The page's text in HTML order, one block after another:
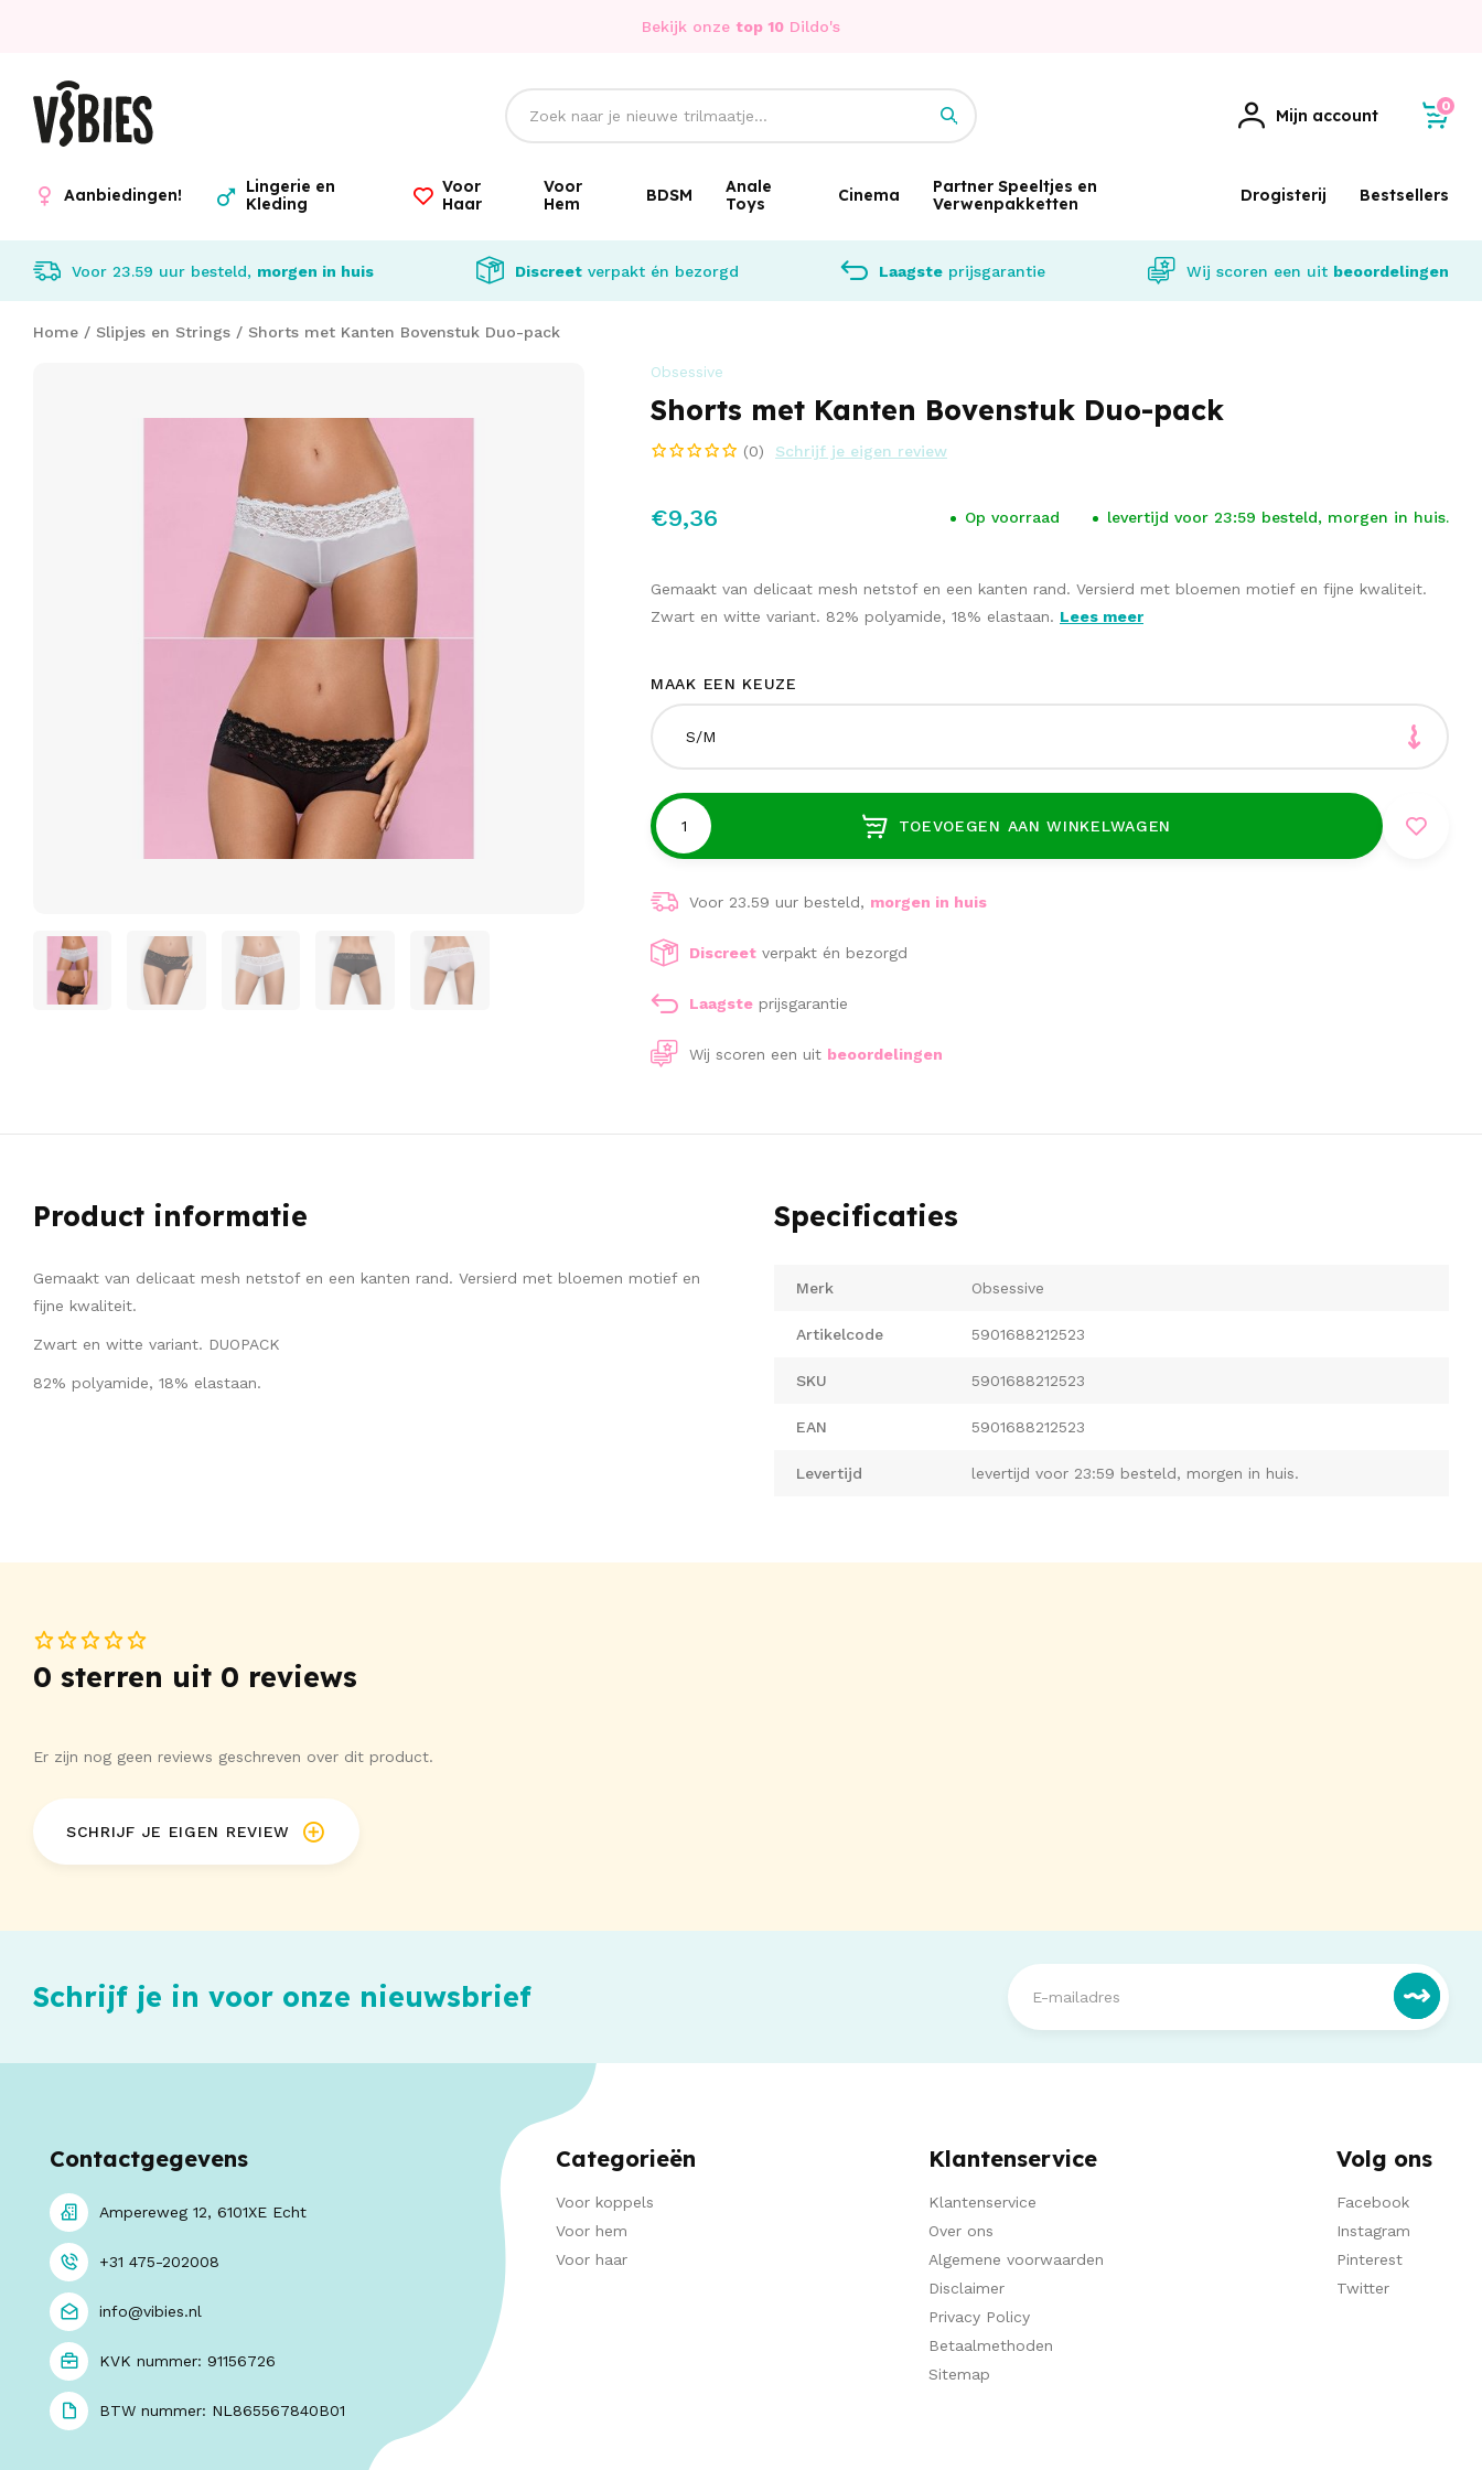
Bekijk onze top 10 Dildo's
Mijn account 0
Aanbiedingen!
Lingerie en
Kleding
Voor
Haar
Voor
Hem
BDSM
Anale
Toys
Cinema
Partner Speeltjes en
Verwenpakketten
Drogisterij Bestsellers
Voor 23.59 uur besteld, morgen in huis Discreetverpakt én bezorgd Laagste prijsgarantie Wij scoren een uit beoordelingen
Home / Slipjes en Strings / Shorts met Kanten Bovenstuk Duo-pack
Obsessive
Shorts met Kanten Bovenstuk Duo-pack
(0) Schrijf je eigen review
€9,36 Op voorraad levertijd voor 23:59 besteld, morgen in huis.
Gemaakt van delicaat mesh netstof en een kanten rand. Versierd met bloemen motief en fijne kwaliteit.
Zwart en witte variant. 82% polyamide, 18% elastaan. Lees meer
MAAK EEN KEUZE
S/M
TOEVOEGEN AAN WINKELWAGEN
Voor 23.59 uur besteld, morgen in huis
Discreet verpakt én bezorgd
Laagste prijsgarantie
Wij scoren een uit beoordelingen
Product informatie
Gemaakt van delicaat mesh netstof en een kanten rand. Versierd met bloemen motief en
fijne kwaliteit.
Zwart en witte variant. DUOPACK
82% polyamide, 18% elastaan.
Specificaties
Merk Obsessive
Artikelcode 5901688212523
SKU 5901688212523
EAN 5901688212523
Levertijd levertijd voor 23:59 besteld, morgen in huis.
0 sterren uit 0 reviews
Er zijn nog geen reviews geschreven over dit product.
SCHRIJF JE EIGEN REVIEW
Schrijf je in voor onze nieuwsbrief
Contactgegevens
Ampereweg 12, 6101XE Echt
+31 475-202008
info@vibies.nl
KVK nummer: 91156726
BTW nummer: NL865567840B01
Categorieën
Voor koppels
Voor hem
Voor haar
Klantenservice
Klantenservice
Over ons
Algemene voorwaarden
Disclaimer
Privacy Policy
Betaalmethoden
Sitemap
Volg ons
Facebook
Instagram
Pinterest
Twitter